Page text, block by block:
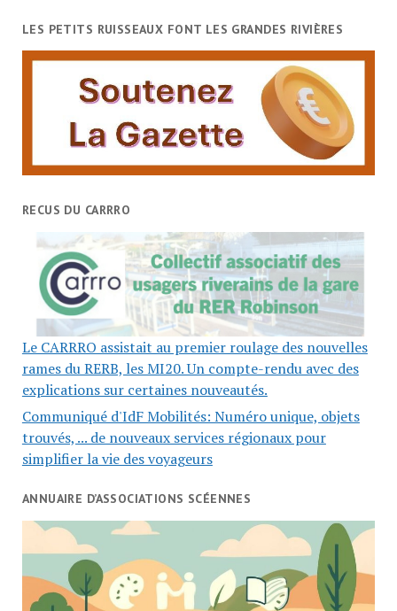
LES PETITS RUISSEAUX FONT LES GRANDES RIVIÈRES
RECUS DU CARRRO
Le CARRRO assistait au premier roulage des nouvelles
rames du RERB, les MI20. Un compte-rendu avec des
explications sur certaines nouveautés.
Communiqué d'IdF Mobilités: Numéro unique, objets
trouvés, ... de nouveaux services régionaux pour
simplifier la vie des voyageurs
ANNUAIRE D’ASSOCIATIONS SCÉENNES